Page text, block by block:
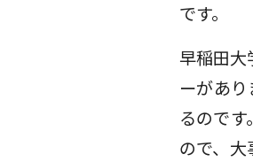
です。
早稲田
ーがあ
るので
ので、